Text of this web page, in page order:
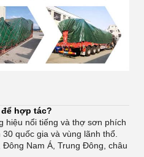
hợp tác?
hiệu nổi tiếng và thợ sơn phích
quốc gia và vùng lãnh thổ.
Nam Á, Trung Đông, châu